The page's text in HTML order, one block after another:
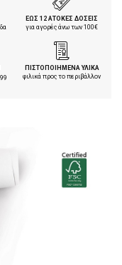
ΕΩΣ 12 ΑΤΟΚΕΣ ΔΟΣΕΙΣ
για αγορές άνω των 100€
ΠΙΣΤΟΠΟΙΗΜΕΝΑ ΥΛΙΚΑ
φιλικά προς το περιβάλλον